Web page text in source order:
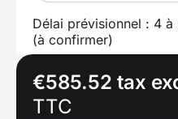
Délai prévisionnel : 4
(à confirmer)
€585.52 tax
TTC